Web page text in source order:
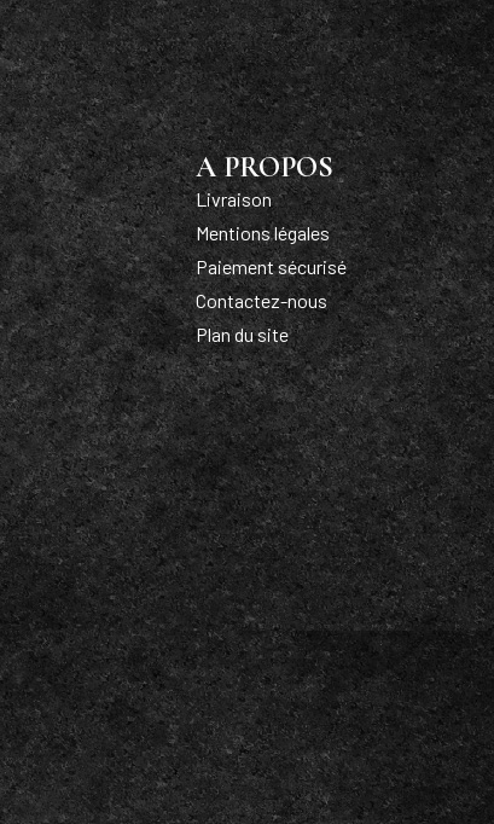
A PROPOS
Livraison
Mentions légales
Paiement sécurisé
Contactez-nous
Plan du site